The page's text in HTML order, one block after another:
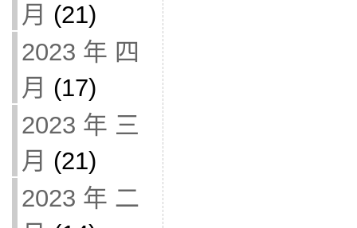
月 (21)
2023 年 四
月 (17)
2023 年 三
月 (21)
2023 年 二